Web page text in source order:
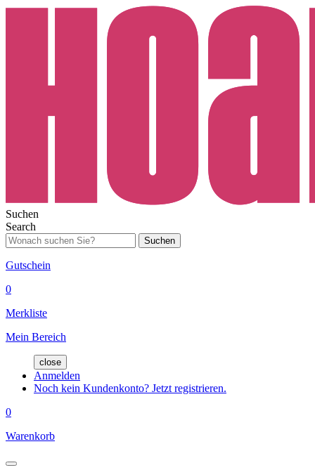
Suchen
Search
Suchen
Gutschein
0
Merkliste
Mein Bereich
close
Anmelden
Noch kein Kundenkonto? Jetzt registrieren.
0
Warenkorb